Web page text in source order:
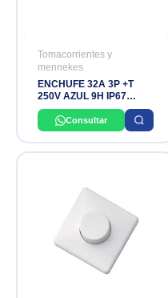
Tomacorrientes y
mennekes
ENCHUFE 32A 3P +T
250V AZUL 9H IP67
MENNEKES
Consultar